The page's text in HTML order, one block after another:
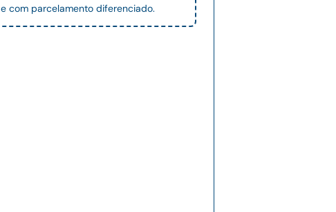
e com parcelamento diferenciado.